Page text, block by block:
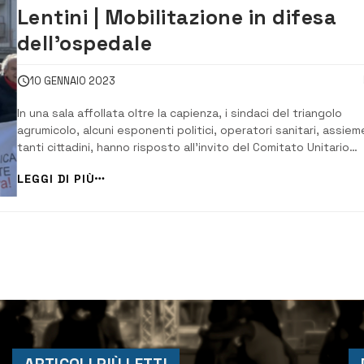
Lentini | Mobilitazione in difesa
dell’ospedale
10 GENNAIO 2023
In una sala affollata oltre la capienza, i sindaci del triangolo
agrumicolo, alcuni esponenti politici, operatori sanitari,
tanti cittadini, hanno risposto all’invito del Comitato Unitario
Sanità Pubblica, e partecipato ad un’assemblea pubblica per
discutere dei problemi dell’Ospedale. La chiusura di alcuni
e il depotenziamen...
LEGGI DI PIÙ